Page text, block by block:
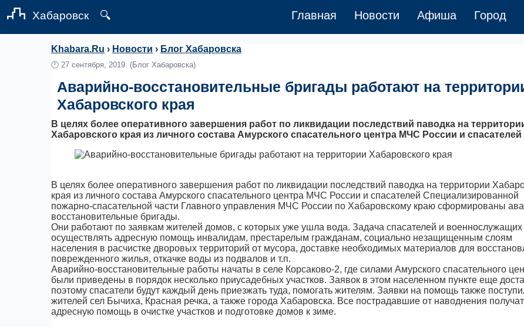
Хабаровск 🔍 Главная Новости Афиша Город
Khabara.Ru › Новости › Блог Хабаровска
🕛 27 сентября, 2019. (Блог Хабаровска)
Аварийно-восстановительные бригады работают на
Хабаровского края
В целях более оперативного завершения работ по ликвидации последствий паводка на
Хабаровского края из личного состава Амурского спасательного центра МЧС России и спасателей
В целях более оперативного завершения работ по ликвидации последствий паводка на территории
края из личного состава Амурского спасательного центра МЧС России и спасателей Специализированной
пожарно-спасательной части Главного управления МЧС России по Хабаровскому краю сформированы
восстановительные бригады.
Они работают по заявкам жителей домов, с которых уже ушла вода. Задача спасателей и военнослужащих
осуществлять адресную помощь инвалидам, престарелым гражданам, социально незащищенным слоям
населения в расчистке дворовых территорий от мусора, доставке необходимых материалов для
поврежденного жилья, откачке воды из подвалов и т.п.
Аварийно-восстановительные работы начаты в селе Корсаково-2, где силами Амурского спасательного
были приведены в порядок несколько приусадебных участков. Заявок в этом населенном пункте еще
поэтому спасатели будут каждый день приезжать туда, помогать жителям. Заявки на помощь также
жителей сел Бычиха, Красная речка, а также города Хабаровска. Все пострадавшие от наводнения получат
адресную помощь в очистке участков и подготовке домов к зиме.